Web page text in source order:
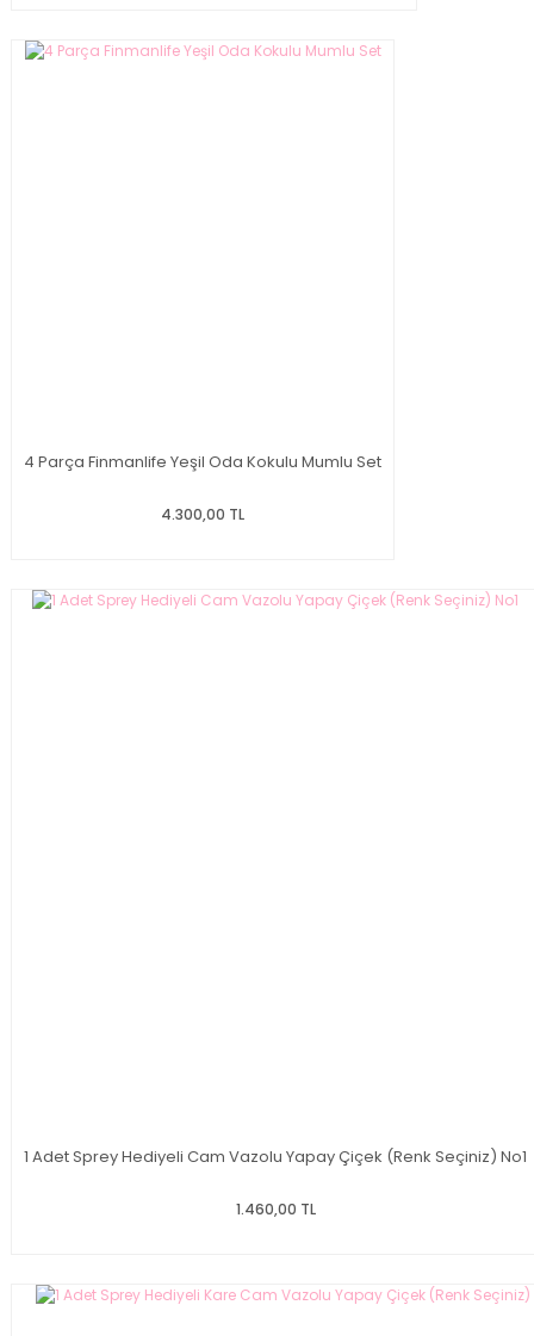
4 Parça Finmanlife Yeşil Oda Kokulu Mumlu Set
4.300,00 TL
1 Adet Sprey Hediyeli Cam Vazolu Yapay Çiçek (Renk Seçiniz) No1
1.460,00 TL